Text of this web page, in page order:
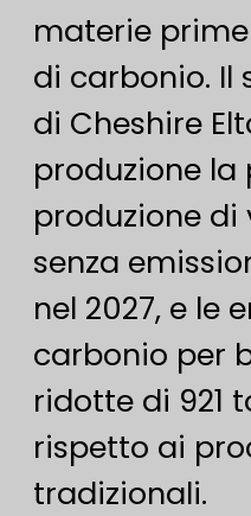
materie
di carbonio. Il
di Cheshire
produzione
produzione
senza
nel 2027, e le
carbonio per
ridotte di 921
rispetto ai
tradizionali.